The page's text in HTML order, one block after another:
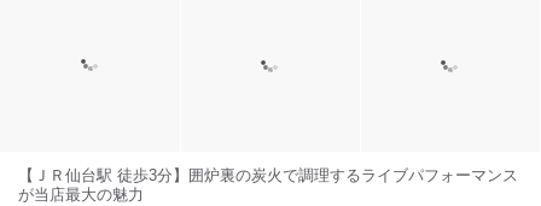
【ＪＲ仙台駅 徒歩3分】囲炉裏の炭火で調理するライブパフォーマンス
が当店最大の魅力